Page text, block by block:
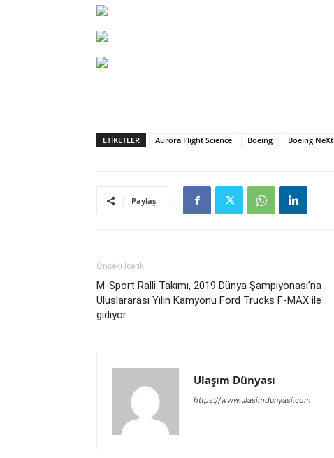
ETIKETLER Aurora Flight Science Boeing Boeing NeXt
Paylaş
Önceki İçerik
M-Sport Ralli Takımı, 2019 Dünya Şampiyonası’na
Uluslararası Yılın Kamyonu Ford Trucks F-MAX ile
gidiyor
Ulaşım Dünyası
https://www.ulasimdunyasi.com